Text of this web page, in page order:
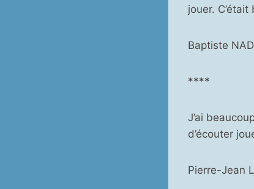
jouer. C’était
Baptiste
****
J’ai
d’écouter
Pierre-Jean